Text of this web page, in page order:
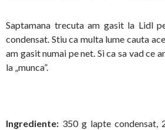
Saptamana trecuta am gasit la Lidl
condensat. Stiu ca multa lume cauta
am gasit numai pe net. Si ca sa vad ce
la „munca”.
Ingrediente: 350 g lapte condensat,